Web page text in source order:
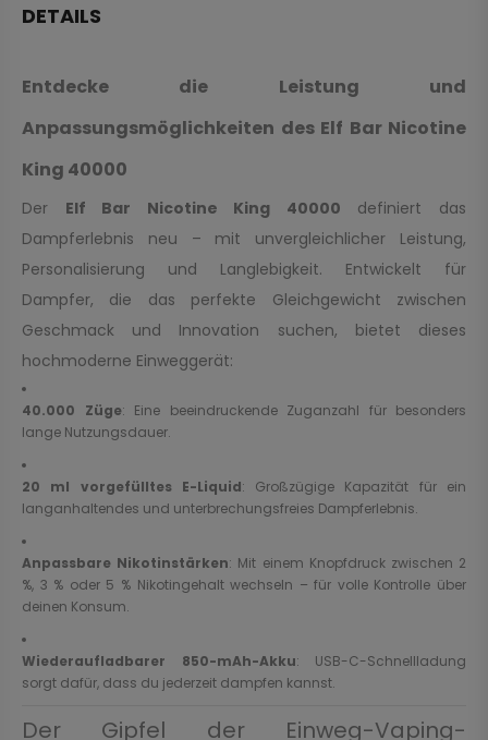
DETAILS
Entdecke die Leistung und
Anpassungsmöglichkeiten des Elf Bar Nicotine
King 40000
Der Elf Bar Nicotine King 40000 definiert das
Dampferlebnis neu – mit unvergleichlicher Leistung,
Personalisierung und Langlebigkeit. Entwickelt für
Dampfer, die das perfekte Gleichgewicht zwischen
Geschmack und Innovation suchen, bietet dieses
hochmoderne Einweggerät:
40.000 Züge: Eine beeindruckende Zuganzahl für besonders
lange Nutzungsdauer.
20 ml vorgefülltes E-Liquid: Großzügige Kapazität für ein
langanhaltendes und unterbrechungsfreies Dampferlebnis.
Anpassbare Nikotinstärken: Mit einem Knopfdruck zwischen 2
%, 3 % oder 5 % Nikotingehalt wechseln – für volle Kontrolle über
deinen Konsum.
Wiederaufladbarer 850-mAh-Akku: USB-C-Schnellladung
sorgt dafür, dass du jederzeit dampfen kannst.
Der Gipfel der Einweg-Vaping-